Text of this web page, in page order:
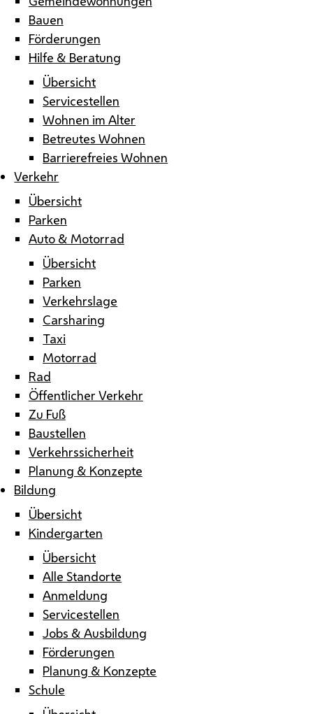
Bauen
Förderungen
Hilfe & Beratung
Übersicht
Servicestellen
Wohnen im Alter
Betreutes Wohnen
Barrierefreies Wohnen
Verkehr
Übersicht
Parken
Auto & Motorrad
Übersicht
Parken
Verkehrslage
Carsharing
Taxi
Motorrad
Rad
Öffentlicher Verkehr
Zu Fuß
Baustellen
Verkehrssicherheit
Planung & Konzepte
Bildung
Übersicht
Kindergarten
Übersicht
Alle Standorte
Anmeldung
Servicestellen
Jobs & Ausbildung
Förderungen
Planung & Konzepte
Schule